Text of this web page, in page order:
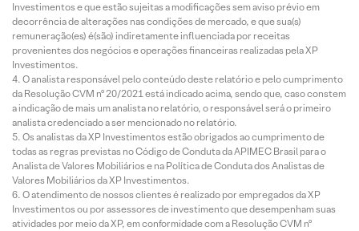
Investimentos e que estão sujeitas a modificações sem aviso prévio em
decorrência de alterações nas condições de mercado, e que sua(s)
remuneração(es) é(são) indiretamente influenciada por receitas
provenientes dos negócios e operações financeiras realizadas pela XP
Investimentos.
O analista responsável pelo conteúdo deste relatório e pelo cumprimento
da Resolução CVM nº 20/2021 está indicado acima, sendo que, caso constem
a indicação de mais um analista no relatório, o responsável será o primeiro
analista credenciado a ser mencionado no relatório.
Os analistas da XP Investimentos estão obrigados ao cumprimento de
todas as regras previstas no Código de Conduta da APIMEC Brasil para o
Analista de Valores Mobiliários e na Política de Conduta dos Analistas de
Valores Mobiliários da XP Investimentos.
O atendimento de nossos clientes é realizado por empregados da XP
Investimentos ou por assessores de investimento que desempenham suas
atividades por meio da XP, em conformidade com a Resolução CVM nº